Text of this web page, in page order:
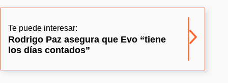
Te puede interesar:
Rodrigo Paz asegura que Evo “tiene
los días contados”